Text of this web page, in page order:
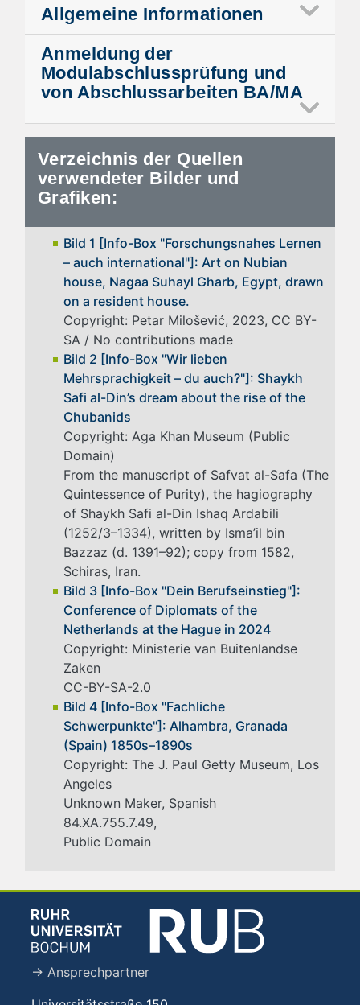
Allgemeine Informationen
Anmeldung der
Modulabschlussprüfung und
von Abschlussarbeiten BA/MA
Verzeichnis der Quellen
verwendeter Bilder und
Grafiken:
Bild 1 [Info-Box "Forschungsnahes Lernen
– auch international"]: Art on Nubian
house, Nagaa Suhayl Gharb, Egypt, drawn
on a resident house.
Copyright: Petar Milošević, 2023, CC BY-
SA / No contributions made
Bild 2 [Info-Box "Wir lieben
Mehrsprachigkeit – du auch?"]: Shaykh
Safi al-Din’s dream about the rise of the
Chubanids
Copyright: Aga Khan Museum (Public
Domain)
From the manuscript of Safvat al-Safa (The
Quintessence of Purity), the hagiography
of Shaykh Safi al-Din Ishaq Ardabili
(1252/3–1334), written by Isma’il bin
Bazzaz (d. 1391–92); copy from 1582,
Schiras, Iran.
Bild 3 [Info-Box "Dein Berufseinstieg"]:
Conference of Diplomats of the
Netherlands at the Hague in 2024
Copyright: Ministerie van Buitenlandse
Zaken
CC-BY-SA-2.0
Bild 4 [Info-Box "Fachliche
Schwerpunkte"]: Alhambra, Granada
(Spain) 1850s–1890s
Copyright: The J. Paul Getty Museum, Los
Angeles
Unknown Maker, Spanish
84.XA.755.7.49,
Public Domain
→ Ansprechpartner